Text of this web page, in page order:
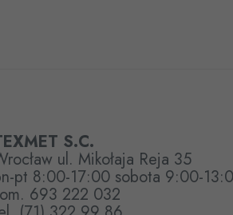
S.C.
ul. Mikołaja Reja 35
pt 8:00-17:00 sobota 9:00-
693 222 032